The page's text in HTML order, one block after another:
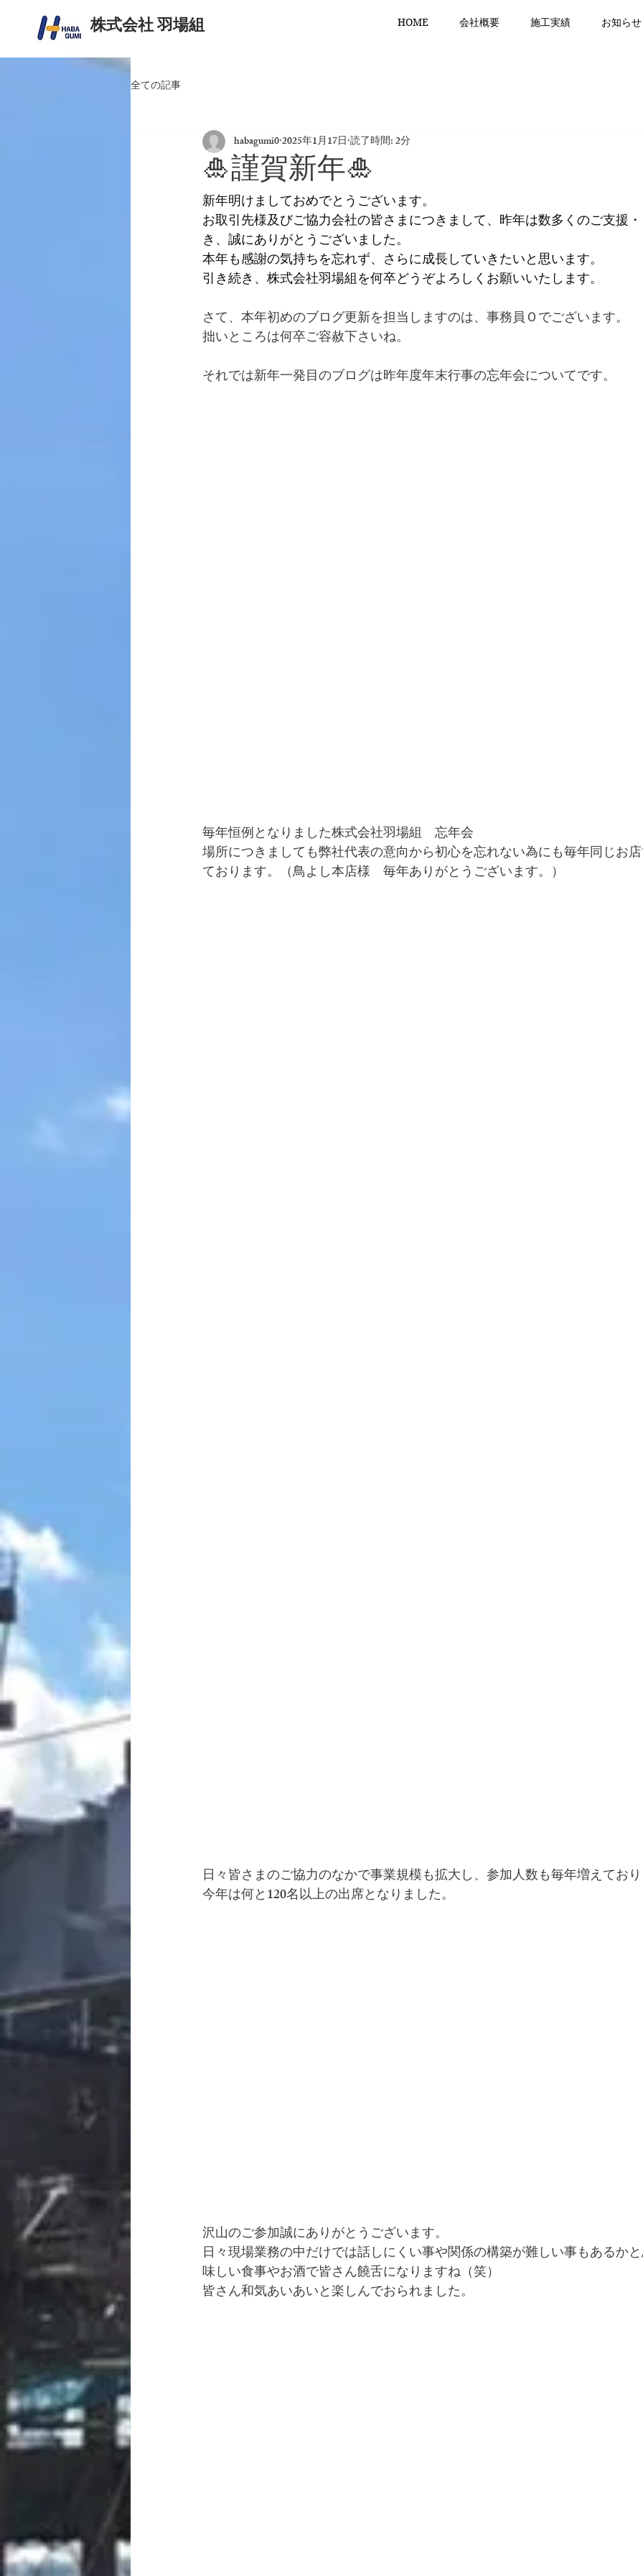
​株式会社 羽場組 HOME 会社概要 施工実績 お知らせ
全ての記事
🎍謹賀新年🎍
habagumi02025年1月17日 読了時間: 2分
新年明けましておめでとうございます。
お取引先様及びご協力会社の皆さまにつきまして、昨年は数多くのご支援
き、誠にありがとうございました。
本年も感謝の気持ちを忘れず、さらに成長していきたいと思います。
引き続き、株式会社羽場組を何卒どうぞよろしくお願いいたします。
さて、本年初めのブログ更新を担当しますのは、事務員Ｏでございます。
拙いところは何卒ご容赦下さいね。
それでは新年一発目のブログは昨年度年末行事の忘年会についてです。
毎年恒例となりました株式会社羽場組　忘年会
場所につきましても弊社代表の意向から初心を忘れない為にも毎年同じお
ております。（鳥よし本店様　毎年ありがとうございます。）
日々皆さまのご協力のなかで事業規模も拡大し、参加人数も毎年増えてお
今年は何と120名以上の出席となりました。
沢山のご参加誠にありがとうございます。
日々現場業務の中だけでは話しにくい事や関係の構築が難しい事もあるか
味しい食事やお酒で皆さん饒舌になりますね（笑）
皆さん和気あいあいと楽しんでおられました。